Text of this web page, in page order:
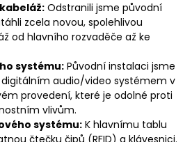
Odstranili jsme původní
zcela novou, spolehlivou
od hlavního rozvaděče až ke
systému: Původní instalaci jsme
audio/video systémem v
provedení, které je odolné proti
vlivům.
systému: K hlavnímu tablu